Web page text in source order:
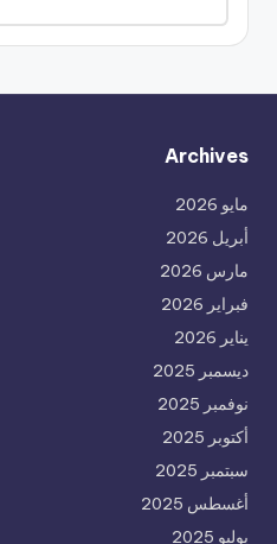
Archives
مايو 2026
أبريل 2026
مارس 2026
فبراير 2026
يناير 2026
ديسمبر 2025
نوفمبر 2025
أكتوبر 2025
سبتمبر 2025
أغسطس 2025
يوليو 2025